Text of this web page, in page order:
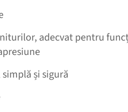
adecvat pentru
și sigură